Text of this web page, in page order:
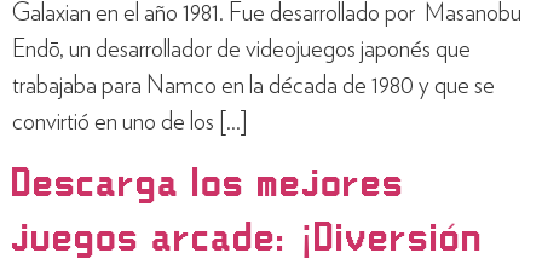
Galaxian en el año 1981. Fue desarrollado por Masanobu
Endō, un desarrollador de videojuegos japonés que
trabajaba para Namco en la década de 1980 y que se
convirtió en uno de los […]
Descarga los mejores
juegos arcade: ¡Diversión